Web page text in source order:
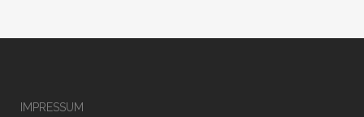
IMPRESSUM